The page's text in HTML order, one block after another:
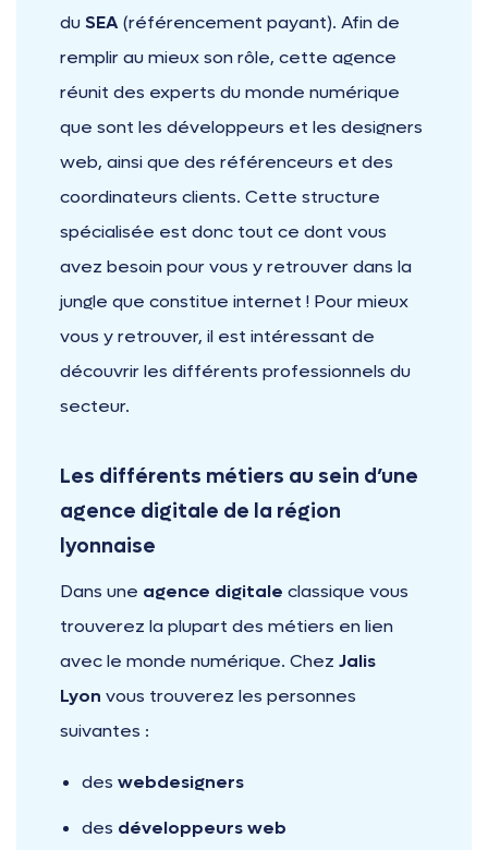
duSEA (référencement payant). Afin de
remplir au mieux son rôle, cette agence
réunit des experts du monde numérique
que sont les développeurs et les designers
web, ainsi que des référenceurs et des
coordinateurs clients. Cette structure
spécialisée est donc tout ce dont vous
avez besoin pour vous y retrouver dans la
jungle que constitue internet ! Pour mieux
vous y retrouver, il est intéressant de
découvrir les différents professionnels du
secteur.
Les différents métiers au sein d’une
agence digitale de la région
lyonnaise
Dans une agence digitale classique vous
trouverez la plupart des métiers en lien
avec le monde numérique. Chez Jalis
Lyon vous trouverez les personnes
suivantes :
des webdesigners
des développeurs web